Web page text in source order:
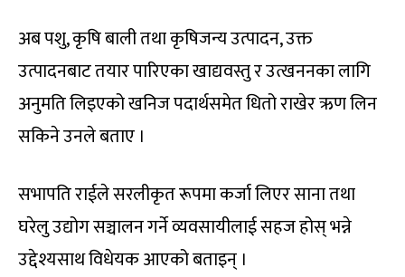
अब पशु, कृषि बाली तथा कृषिजन्य उत्पादन, उक्त
उत्पादनबाट तयार पारिएका खाद्यवस्तु र उत्खननका लागि
अनुमति लिइएको खनिज पदार्थसमेत धितो राखेर ऋण लिन
सकिने उनले बताए ।
सभापति राईले सरलीकृत रूपमा कर्जा लिएर साना तथा
घरेलु उद्योग सञ्चालन गर्ने व्यवसायीलाई सहज होस् भन्ने
उद्देश्यसाथ विधेयक आएको बताइन् ।